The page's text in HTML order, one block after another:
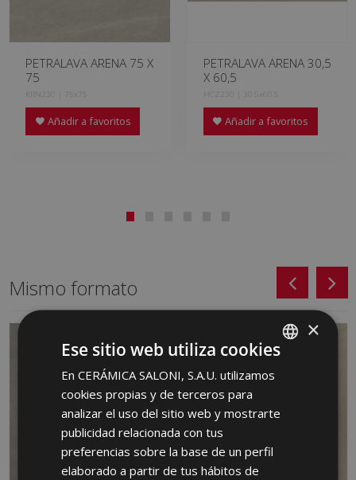
PETRALAVA ARENA 75 X
75
KRN230 | 75x75
Añadir a favoritos
PETRALAVA ARENA 30,5
X 60,5
HCZ230 | 30.5x60.5
Añadir a favoritos
Mismo formato
SPANISH
ENGLISH
GERMAN
×
Ese sitio web utiliza cookies
En CERÁMICA SALONI, S.A.U. utilizamos
cookies propias y de terceros para
analizar el uso del sitio web y mostrarte
publicidad relacionada con tus
preferencias sobre la base de un perfil
elaborado a partir de tus hábitos de